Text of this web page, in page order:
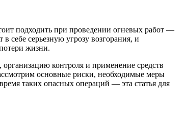
подходить при проведении огневых работ —
себе серьезную угрозу возгорания, и
жизни.
контроля и применение средств
основные риски, необходимые меры
таких опасных операций — эта статья для